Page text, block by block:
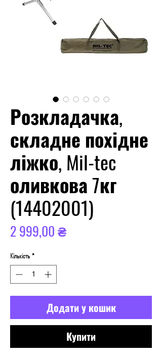
Розкладачка,
складне похідне
ліжко, Mil-tec
оливкова 7кг
(14402001)
2 999,00 ₴Ціна
Кількість *
Додати у кошик
Купити